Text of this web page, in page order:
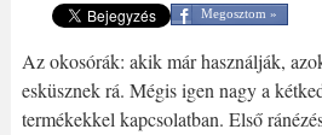
Megosztom »
Az okosórák: akik már használják,
esküsznek rá. Mégis igen nagy a
termékekkel kapcsolatban. Első